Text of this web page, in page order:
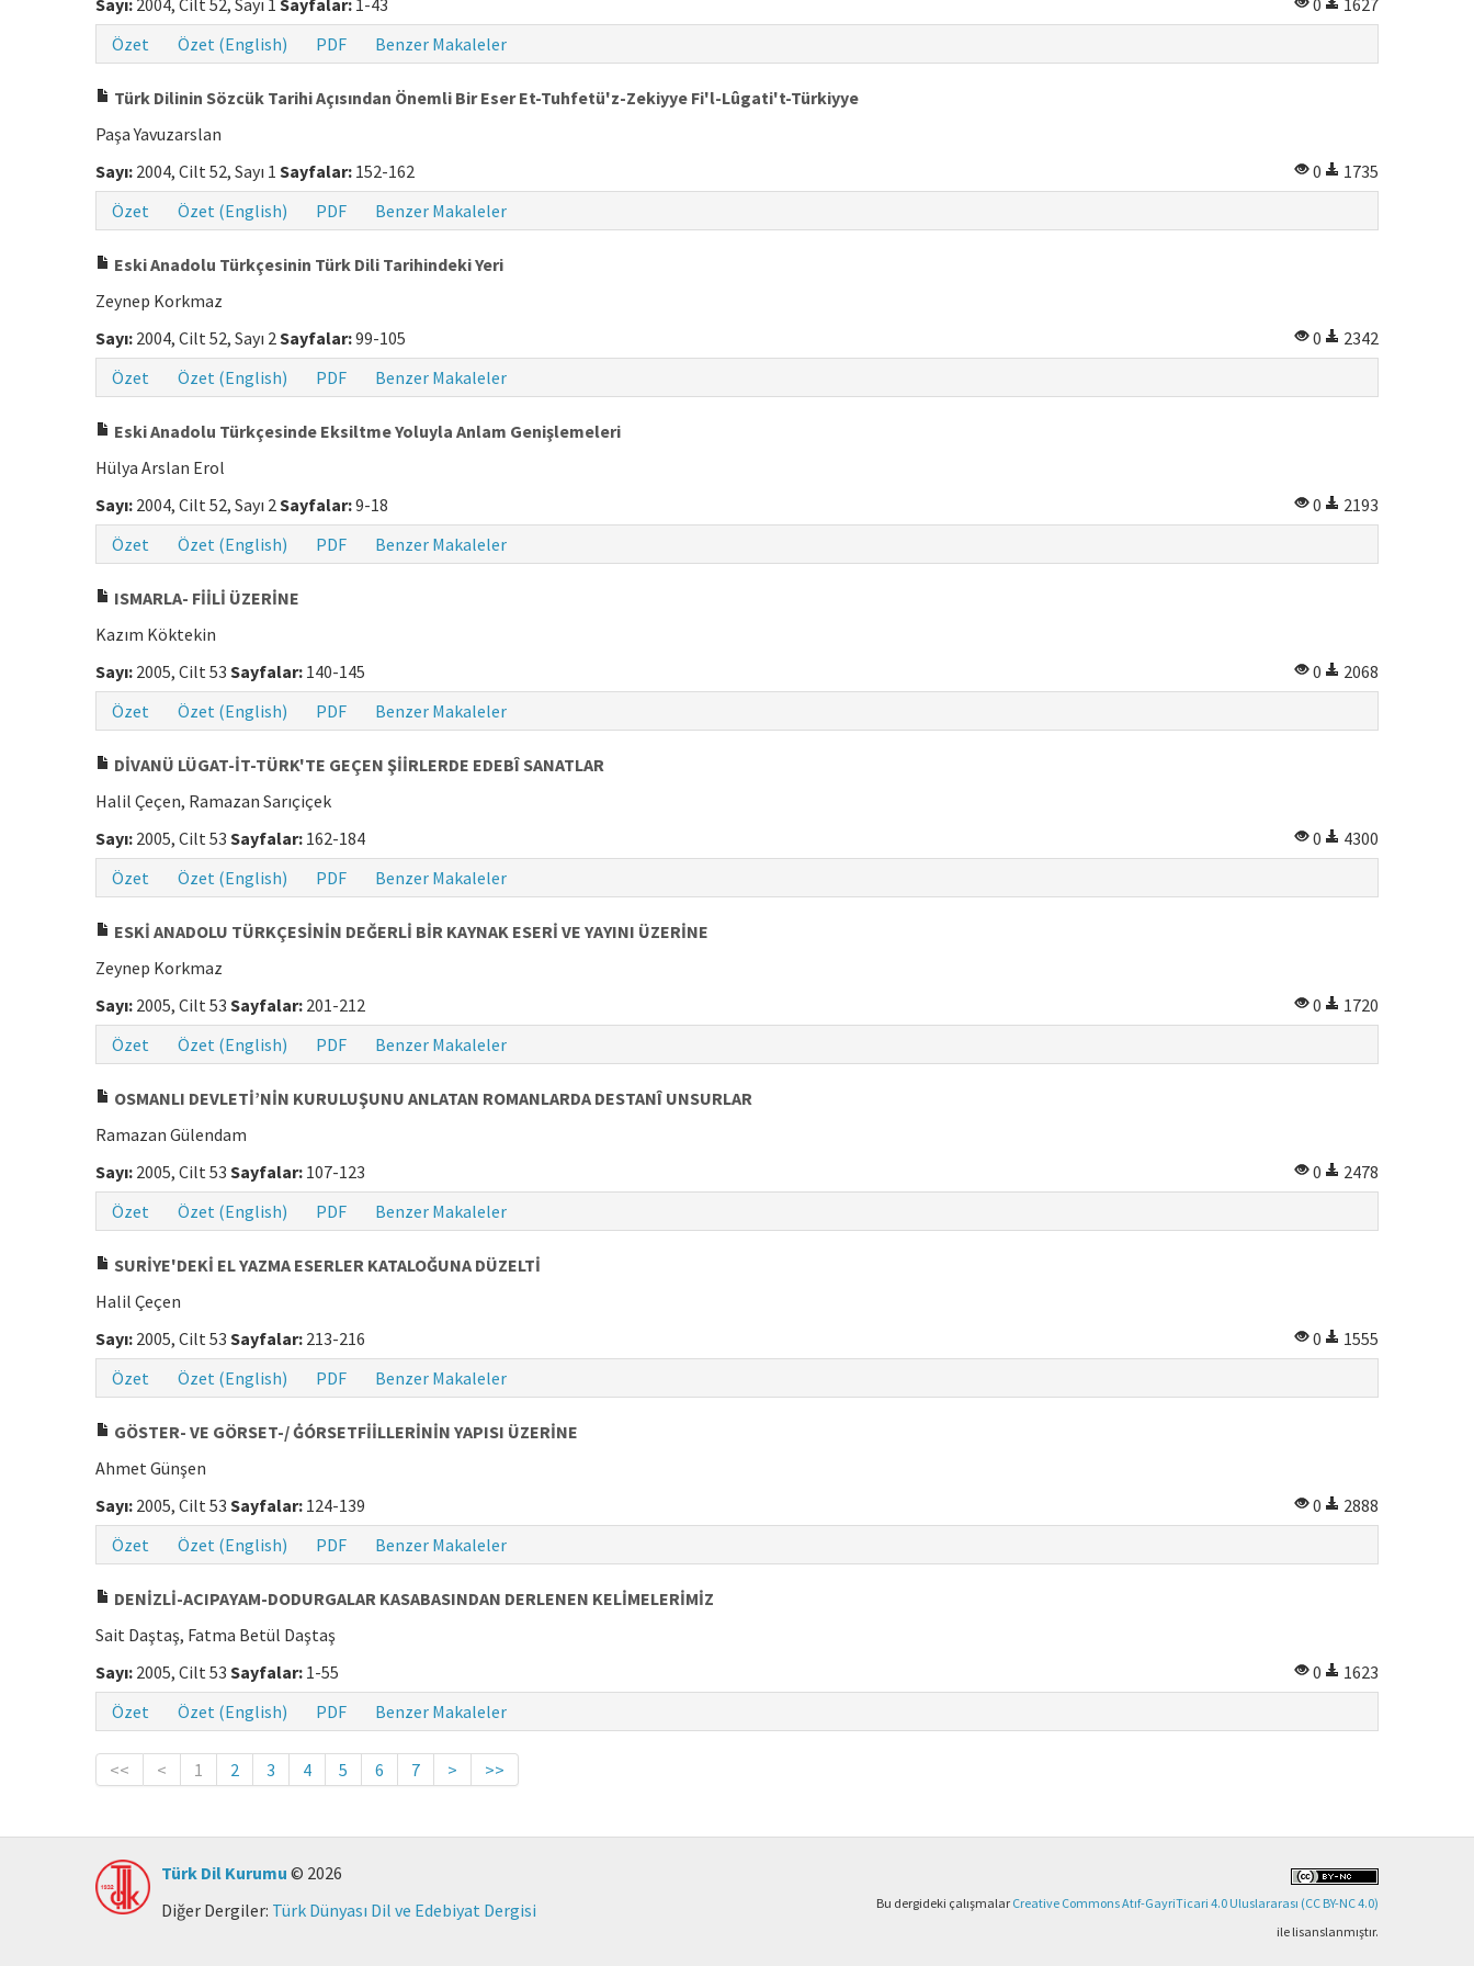
Sayı: 2004, Cilt 52, Sayı 1 Sayfalar: 1-43 0
1627
Özet
Özet (English) PDF Benzer Makaleler
Türk Dilinin Sözcük Tarihi Açısından Önemli Bir Eser Et-Tuhfetü'z-Zekiyye Fi'l-Lûgati't-Türkiyye
Paşa Yavuzarslan
Sayı: 2004, Cilt 52, Sayı 1 Sayfalar: 152-162 0
1735
Özet
Özet (English) PDF Benzer Makaleler
Eski Anadolu Türkçesinin Türk Dili Tarihindeki Yeri
Zeynep Korkmaz
Sayı: 2004, Cilt 52, Sayı 2Sayfalar:99-105 0
2342
Özet
Özet (English) PDF Benzer Makaleler
Eski Anadolu Türkçesinde Eksiltme Yoluyla Anlam Genişlemeleri
Hülya Arslan Erol
Sayı: 2004, Cilt 52, Sayı 2Sayfalar:9-18 0
2193
Özet
Özet (English) PDF Benzer Makaleler
ISMARLA- FİİLİ ÜZERİNE
Kazım Köktekin
Sayı: 2005, Cilt 53 Sayfalar: 140-145 0
2068
Özet
Özet (English) PDF Benzer Makaleler
DİVANÜ LÜGAT-İT-TÜRK'TE GEÇEN ŞİİRLERDE EDEBÎ SANATLAR
Halil Çeçen, Ramazan Sarıçiçek
Sayı: 2005, Cilt 53 Sayfalar: 162-184 0
4300
Özet
Özet (English) PDF Benzer Makaleler
ESKİ ANADOLU TÜRKÇESİNİN DEĞERLİ BİR KAYNAK ESERİ VE YAYINI ÜZERİNE
Zeynep Korkmaz
Sayı: 2005, Cilt 53 Sayfalar: 201-212 0
1720
Özet
Özet (English) PDF Benzer Makaleler
OSMANLI DEVLETİ’NİN KURULUŞUNU ANLATAN ROMANLARDA DESTANÎ UNSURLAR
Ramazan Gülendam
Sayı: 2005, Cilt 53 Sayfalar: 107-123 0
2478
Özet
Özet (English) PDF Benzer Makaleler
SURİYE'DEKİ EL YAZMA ESERLER KATALOĞUNA DÜZELTİ
Halil Çeçen
Sayı: 2005, Cilt 53 Sayfalar: 213-216 0
1555
Özet
Özet (English) PDF Benzer Makaleler
GÖSTER- VE GÖRSET-/ ĠÓRSETFİİLLERİNİN YAPISI ÜZERİNE
Ahmet Günşen
Sayı: 2005, Cilt 53 Sayfalar: 124-139 0
2888
Özet
Özet (English) PDF Benzer Makaleler
DENİZLİ-ACIPAYAM-DODURGALAR KASABASINDAN DERLENEN KELİMELERİMİZ
Sait Daştaş, Fatma Betül Daştaş
Sayı: 2005, Cilt 53 Sayfalar: 1-55 0
1623
Özet
Özet (English) PDF Benzer Makaleler
<< < 1 2 3 4 5 6 7 > >>
Türk Dil Kurumu © 2026
Diğer Dergiler: Türk Dünyası Dil ve Edebiyat Dergisi Bu dergideki çalışmalar Creative Commons Atıf-GayriTicari 4.0 Uluslararası (CC BY-NC 4.0)
ile lisanslanmıştır.